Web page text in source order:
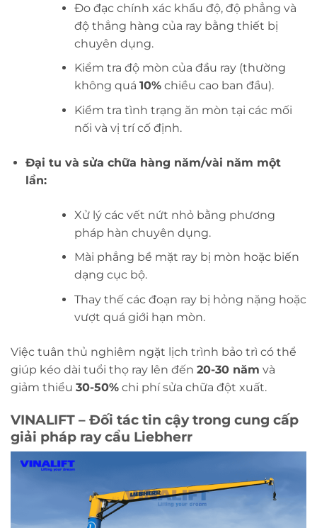
Đo đạc chính xác khẩu độ, độ phẳng và
độ thẳng hàng của ray bằng thiết bị
chuyên dụng.
Kiểm tra độ mòn của đầu ray (thường
không quá 10%chiều cao ban đầu).
Kiểm tra tình trạng ăn mòn tại các mối
nối và vị trí cố định.
Đại tu và sửa chữa hàng năm/vài năm một
lần:
Xử lý các vết nứt nhỏ bằng phương
pháp hàn chuyên dụng.
Mài phẳng bề mặt ray bị mòn hoặc biến
dạng cục bộ.
Thay thế các đoạn ray bị hỏng nặng hoặc
vượt quá giới hạn mòn.
Việc tuân thủ nghiêm ngặt lịch trình bảo trì có thể
giúp kéo dài tuổi thọ ray lên đến 20-30 năm và
giảm thiểu 30-50% chi phí sửa chữa đột xuất.
VINALIFT – Đối tác tin cậy trong cung cấp
giải pháp ray cẩu Liebherr